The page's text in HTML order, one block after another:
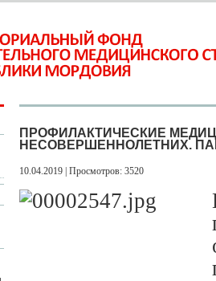
ПРОФИЛАКТИЧЕСКИЕ
НЕСОВЕРШЕННОЛЕТНИХ.
10.04.2019 | Просмотров: 3520